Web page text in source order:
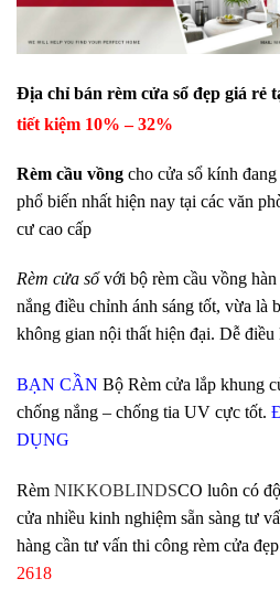
Địa chỉ bán rèm cửa sổ đẹp giá rẻ
tiết kiệm 10% – 32%
Rèm cầu vồng cho cửa sổ kính
phổ biến nhất hiện nay tại các văn
cư cao cấp
Rèm cửa sổvới bộ rèm cầu vồng
nắng điều chỉnh ánh sáng tốt, vừa là
không gian nội thất hiện đại. Dễ điều
BẠN CẦN Bộ Rèm cửa lắp khung
chống nắng – chống tia UV cực tốt.
DỤNG
Rèm NIKKOBLINDSCO luôn có
cửa nhiều kinh nghiệm sẵn sàng tư
hàng cần tư vấn thi công rèm cửa
2618